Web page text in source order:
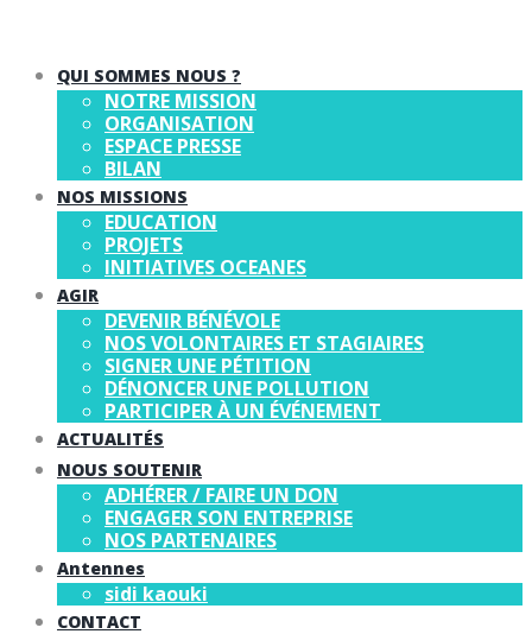
QUI SOMMES NOUS ?
NOTRE MISSION
ORGANISATION
ESPACE PRESSE
BILAN
NOS MISSIONS
EDUCATION
PROJETS
INITIATIVES OCEANES
AGIR
DEVENIR BÉNÉVOLE
NOS VOLONTAIRES ET STAGIAIRES
SIGNER UNE PÉTITION
DÉNONCER UNE POLLUTION
PARTICIPER À UN ÉVÉNEMENT
ACTUALITÉS
NOUS SOUTENIR
ADHÉRER / FAIRE UN DON
ENGAGER SON ENTREPRISE
NOS PARTENAIRES
Antennes
sidi kaouki
CONTACT